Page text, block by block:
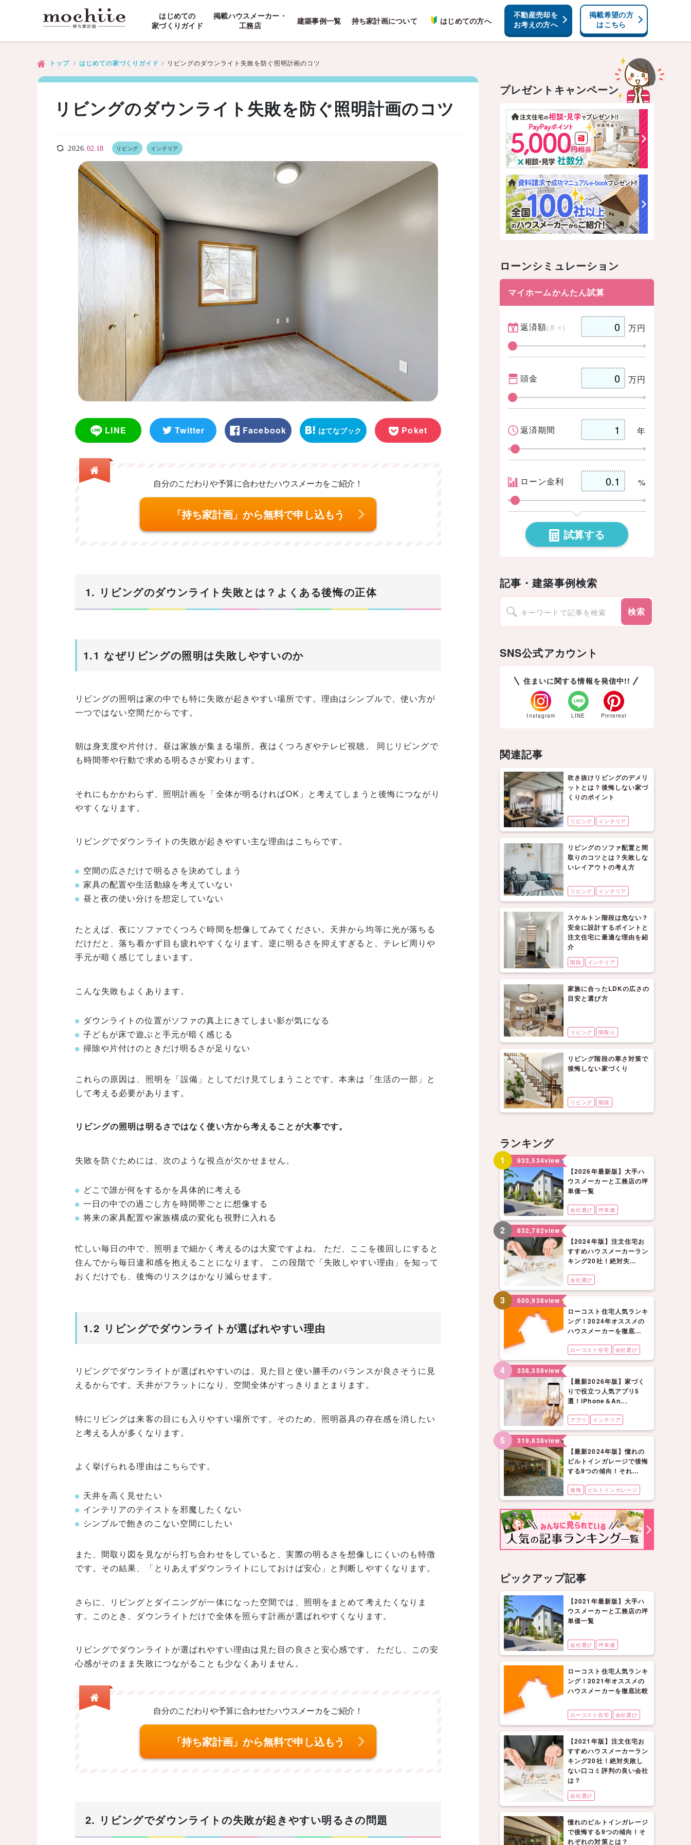
はじめての
家づくりガイド
掲載ハウスメーカー・
工務店
建築事例一覧 持ち家計画について はじめての方へ
不動産売却を
お考えの方へ
掲載希望の方
はこちら
トップ はじめての家づくりガイド リビングのダウンライト失敗を防ぐ照明計画のコツ
リビングのダウンライト失敗を防ぐ照明計画のコツ
2026.02.18 リビング インテリア
LINE Twitter Facebook はてなブック Poket
自分のこだわりや予算に合わせたハウスメーカをご紹介！
「持ち家計画」から無料で申し込もう
1. リビングのダウンライト失敗とは？よくある後悔の正体
1.1 なぜリビングの照明は失敗しやすいのか
リビングの照明は家の中でも特に失敗が起きやすい場所です。理由はシンプルで、使い方が
一つではない空間だからです。
朝は身支度や片付け。昼は家族が集まる場所。夜はくつろぎやテレビ視聴。 同じリビングで
も時間帯や行動で求める明るさが変わります。
それにもかかわらず、照明計画を「全体が明るければOK」と考えてしまうと後悔につながり
やすくなります。
リビングでダウンライトの失敗が起きやすい主な理由はこちらです。
空間の広さだけで明るさを決めてしまう
家具の配置や生活動線を考えていない
昼と夜の使い分けを想定していない
たとえば、夜にソファでくつろぐ時間を想像してみてください。天井から均等に光が落ちる
だけだと、落ち着かず目も疲れやすくなります。逆に明るさを抑えすぎると、テレビ周りや
手元が暗く感じてしまいます。
こんな失敗もよくあります。
ダウンライトの位置がソファの真上にきてしまい影が気になる
子どもが床で遊ぶと手元が暗く感じる
掃除や片付けのときだけ明るさが足りない
これらの原因は、照明を「設備」としてだけ見てしまうことです。本来は「生活の一部」と
して考える必要があります。
リビングの照明は明るさではなく使い方から考えることが大事です。
失敗を防ぐためには、次のような視点が欠かせません。
どこで誰が何をするかを具体的に考える
一日の中での過ごし方を時間帯ごとに想像する
将来の家具配置や家族構成の変化も視野に入れる
忙しい毎日の中で、照明まで細かく考えるのは大変ですよね。 ただ、ここを後回しにすると
住んでから毎日違和感を抱えることになります。 この段階で「失敗しやすい理由」を知って
おくだけでも、後悔のリスクはかなり減らせます。
1.2 リビングでダウンライトが選ばれやすい理由
リビングでダウンライトが選ばれやすいのは、見た目と使い勝手のバランスが良さそうに見
えるからです。天井がフラットになり、空間全体がすっきりまとまります。
特にリビングは来客の目にも入りやすい場所です。そのため、照明器具の存在感を消したい
と考える人が多くなります。
よく挙げられる理由はこちらです。
天井を高く見せたい
インテリアのテイストを邪魔したくない
シンプルで飽きのこない空間にしたい
また、間取り図を見ながら打ち合わせをしていると、実際の明るさを想像しにくいのも特徴
です。その結果、「とりあえずダウンライトにしておけば安心」と判断しやすくなります。
さらに、リビングとダイニングが一体になった空間では、照明をまとめて考えたくなりま
す。このとき、ダウンライトだけで全体を照らす計画が選ばれやすくなります。
リビングでダウンライトが選ばれやすい理由は見た目の良さと安心感です。 ただし、この安
心感がそのまま失敗につながることも少なくありません。
自分のこだわりや予算に合わせたハウスメーカをご紹介！
「持ち家計画」から無料で申し込もう
2. リビングでダウンライトの失敗が起きやすい明るさの問題
プレゼントキャンペーン
ローンシミュレーション
マイホームかんたん試算
返済額(月々) 万円
頭金 万円
返済期間 年
ローン金利 %
試算する
記事・建築事例検索
検索
SNS公式アカウント
住まいに関する情報を発信中!!
Instagram LINE Pinterest
関連記事
吹き抜けリビングのデメリ
ットとは？後悔しない家づ
くりのポイント
リビング インテリア
リビングのソファ配置と間
取りのコツとは？失敗しな
いレイアウトの考え方
リビング インテリア
スケルトン階段は危ない？
安全に設計するポイントと
注文住宅に最適な理由を紹
介
階段 インテリア
家族に合ったLDKの広さの
目安と選び方
リビング 間取り
リビング階段の寒さ対策で
後悔しない家づくり
リビング 階段
ランキング
1 933,534view
【2026年最新版】大手ハ
ウスメーカーと工務店の坪
単価一覧
会社選び 坪単価
2 832,782view
【2024年版】注文住宅お
すすめハウスメーカーラン
キング20社！絶対失...
会社選び
3 600,938view
ローコスト住宅人気ランキ
ング！2024年オススメの
ハウスメーカーを徹底...
ローコスト住宅 会社選び
4 338,358view
【最新2026年版】家づく
りで役立つ人気アプリ5
選！iPhone＆An...
アプリ インテリア
5 319,838view
【最新2024年版】憧れの
ビルトインガレージで後悔
する9つの傾向！それ...
後悔 ビルトインガレージ
ピックアップ記事
【2021年最新版】大手ハ
ウスメーカーと工務店の坪
単価一覧
会社選び 坪単価
ローコスト住宅人気ランキ
ング！2021年オススメの
ハウスメーカーを徹底比較
ローコスト住宅 会社選び
【2021年版】注文住宅お
すすめハウスメーカーラン
キング20社！絶対失敗し
ない口コミ評判の良い会社
は？
会社選び
憧れのビルトインガレージ
で後悔する9つの傾向！そ
れぞれの対策とは？